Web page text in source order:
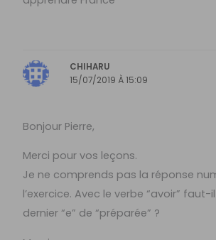
CHIHARU
15/07/2019 À 15:09
Bonjour Pierre,
Merci pour vos leçons.
Je ne comprends pas la réponse
l’exercice. Avec le verbe “avoir” faut-
dernier “e” de “préparée” ?